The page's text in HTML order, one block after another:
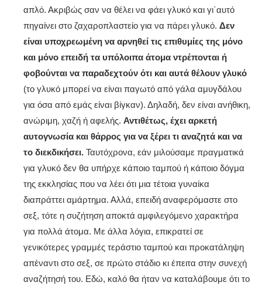
απλό. Ακριβώς σαν να θέλει να φάει γλυκό και γι΄αυτό
πηγαίνει στο ζαχαροπλαστείο για να πάρει γλυκό. Δεν
είναι υποχρεωμένη να αρνηθεί τις επιθυμίες της μόνο
και μόνο επειδή τα υπόλοιπα άτομα ντρέπονται ή
φοβούνται να παραδεχτούν ότι και αυτά θέλουν γλυκό
(το γλυκό μπορεί να είναι παγωτό από γάλα αμυγδάλου
για όσα από εμάς είναι βίγκαν). Δηλαδή, δεν είναι ανήθικη,
ανώριμη, χαζή ή αφελής. Αντιθέτως, έχει αρκετή
αυτογνωσία και θάρρος για να ξέρει τι αναζητά και να
το διεκδικήσει. Ταυτόχρονα, εάν μιλούσαμε πραγματικά
για γλυκό δεν θα υπήρχε κάποιο ταμπού ή κάποιο δόγμα
της εκκλησίας που να λέει ότι μια τέτοια γυναίκα
διαπράττει αμάρτημα. Αλλά, επειδή αναφερόμαστε στο
σεξ, τότε η συζήτηση αποκτά αμφιλεγόμενο χαρακτήρα
για πολλά άτομα. Με άλλα λόγια, επικρατεί σε
γενικότερες γραμμές τεράστιο ταμπού και προκατάληψη
απέναντι στο σεξ, σε πρώτο στάδιο κι έπειτα στην συνεχή
αναζήτησή του. Εδώ, καλό θα ήταν να καταλάβουμε ότι το